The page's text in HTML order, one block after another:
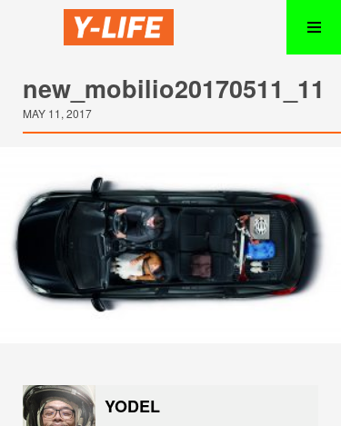
new_mobilio20170511_11
MAY 11, 2017
YODEL